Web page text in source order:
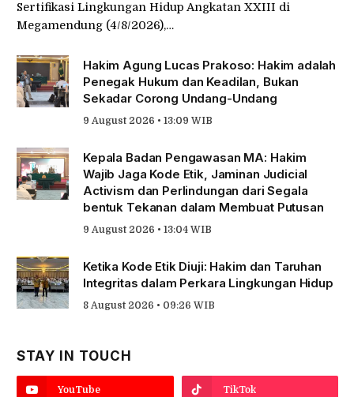
Sertifikasi Lingkungan Hidup Angkatan XXIII di
Megamendung (4/8/2026),…
Hakim Agung Lucas Prakoso: Hakim adalah
Penegak Hukum dan Keadilan, Bukan
Sekadar Corong Undang-Undang
9 August 2026 • 13:09 WIB
Kepala Badan Pengawasan MA: Hakim
Wajib Jaga Kode Etik, Jaminan Judicial
Activism dan Perlindungan dari Segala
bentuk Tekanan dalam Membuat Putusan
9 August 2026 • 13:04 WIB
Ketika Kode Etik Diuji: Hakim dan Taruhan
Integritas dalam Perkara Lingkungan Hidup
8 August 2026 • 09:26 WIB
STAY IN TOUCH
YouTube TikTok